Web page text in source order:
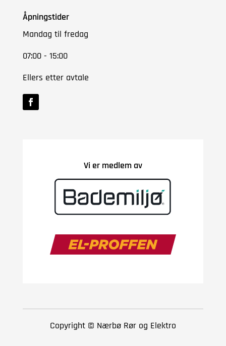
Åpningstider
Mandag til fredag
07:00 - 15:00
Ellers etter avtale
Vi er medlem av
Copyright © Nærbø Rør og Elektro